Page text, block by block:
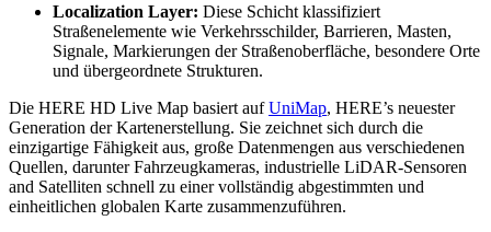
Localization Layer: Diese Schicht klassifiziert
Straßenelemente wie Verkehrsschilder, Barrieren, Masten,
Signale, Markierungen der Straßenoberfläche, besondere Orte
und übergeordnete Strukturen.
Die HERE HD Live Map basiert aufUniMap, HERE’s neuester
Generation der Kartenerstellung. Sie zeichnet sich durch die
einzigartige Fähigkeit aus, große Datenmengen aus verschiedenen
Quellen, darunter Fahrzeugkameras, industrielle LiDAR-Sensoren
and Satelliten schnell zu einer vollständig abgestimmten und
einheitlichen globalen Karte zusammenzuführen.